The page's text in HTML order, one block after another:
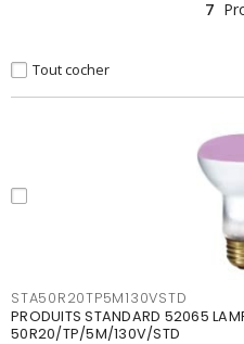
7
Tout cocher
STA50R20TP5M130VSTD
PRODUITS STANDARD 52065
50R20/TP/5M/130V/STD